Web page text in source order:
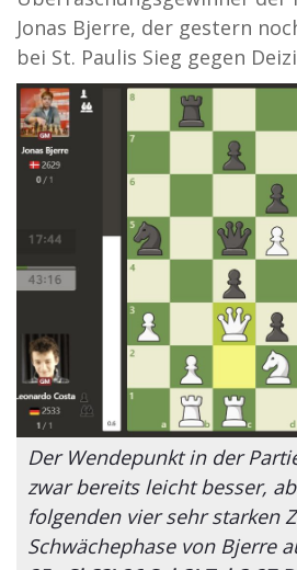
Jonas Bjerre, der gestern
bei St. Paulis Sieg gegen
Der Wendepunkt in der
zwar bereits leicht besser,
folgenden vier sehr starken
Schwächephase von Bjerre